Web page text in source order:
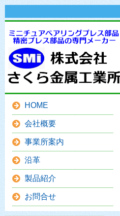
HOME
会社概要
事業所案内
沿革
製品紹介
お問合せ